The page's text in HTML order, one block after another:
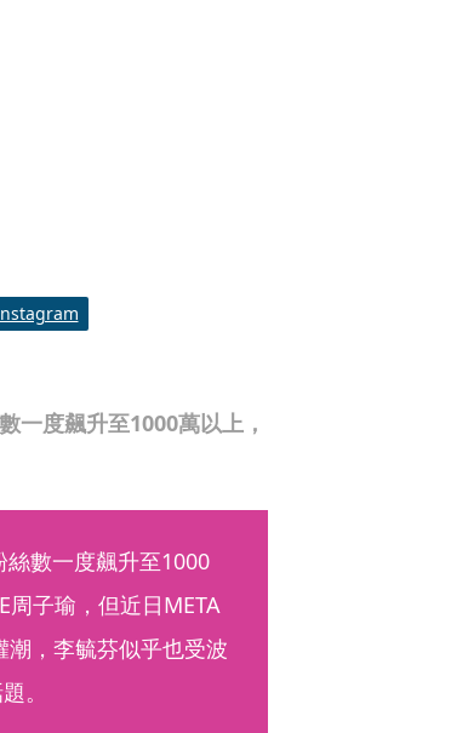
度飆升至1000萬以上，
數一度飆升至1000
子瑜，但近日META
，李毓芬似乎也受波
。